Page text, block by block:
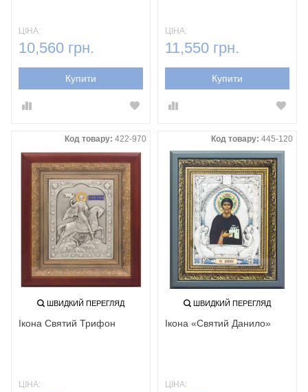
ЦІНА:
10,560 грн.
Купити
ЦІНА:
11,550 грн.
Купити
Код товару: 422-970
ШВИДКИЙ ПЕРЕГЛЯД
Ікона Святий Трифон
ЦІНА:
Код товару: 445-120
ШВИДКИЙ ПЕРЕГЛЯД
Ікона «Святий Данило»
ЦІНА: